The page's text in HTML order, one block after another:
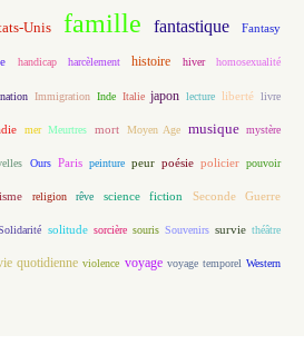
Unis famille fantastique Fantasy
handicap harcèlement histoire hiver homosexualité
Immigration Inde Italie japon lecture liberté livre
mer Meurtres mort Moyen Age musique mystère
Ours Paris peinture peur poésie policier pouvoir
religion rêve science fiction Seconde Guerre
solitude sorcière souris Souvenirs survie théâtre
quotidienne violence voyage voyage temporel Western